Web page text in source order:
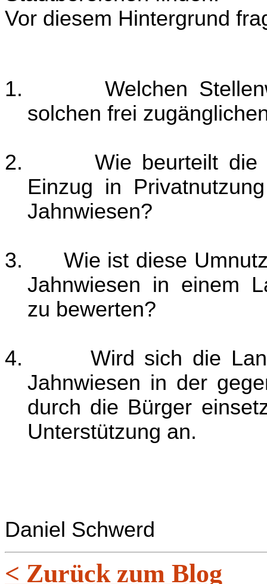
Vor diesem Hintergrund
1.
Welchen
solchen frei
2.
Wie beurteilt die
Einzug in
Jahnwiesen?
3.
Wie ist diese
Jahnwiesen in einem
zu bewerten?
4.
Wird sich die
Jahnwiesen in der
durch die Bürger
Unterstützung an.
Daniel Schwerd
< Zurück zum Blog